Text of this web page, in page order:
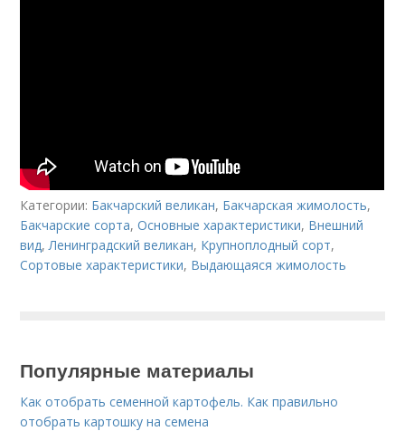
Категории: Бакчарский великан, Бакчарская жимолость,
Бакчарские сорта,Основные характеристики, Внешний
вид,Ленинградский великан, Крупноплодный сорт,
Сортовые характеристики, Выдающаяся жимолость
Популярные материалы
Как отобрать семенной картофель. Как правильно
отобрать картошку на семена